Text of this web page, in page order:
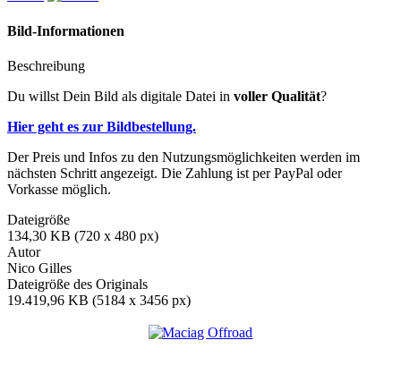
Bild-Informationen
Beschreibung
Du willst Dein Bild als digitale Datei in voller Qualität?
Hier geht es zur Bildbestellung.
Der Preis und Infos zu den Nutzungsmöglichkeiten werden im
nächsten Schritt angezeigt. Die Zahlung ist per PayPal oder
Vorkasse möglich.
Dateigröße
134,30 KB (720 x 480 px)
Autor
Nico Gilles
Dateigröße des Originals
19.419,96 KB (5184 x 3456 px)